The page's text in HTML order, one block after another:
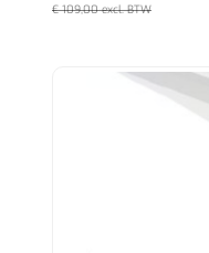
Tang Collin clip - 13
€ 109,00 excl. BTW